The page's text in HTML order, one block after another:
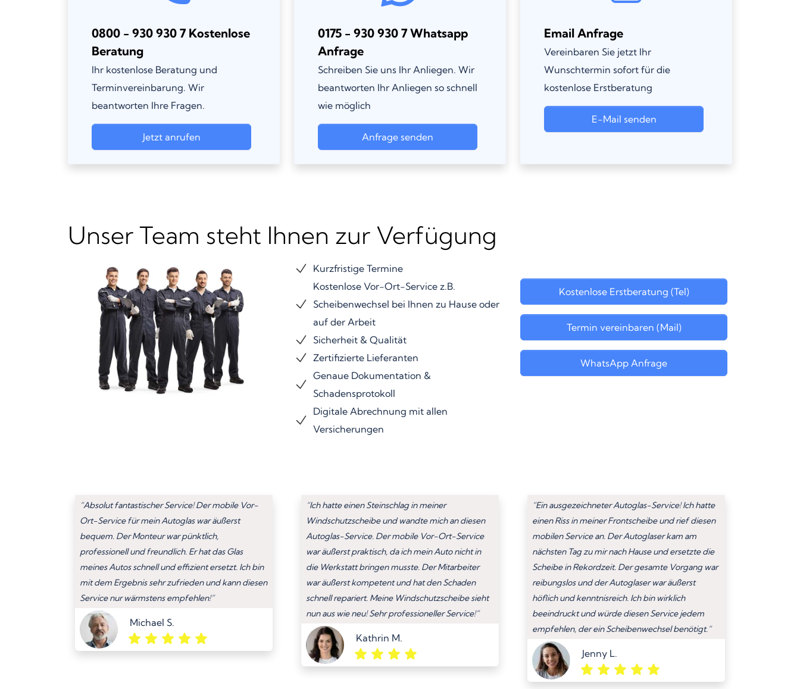
0800 - 930 930 7 Kostenlose
Beratung
Ihr kostenlose Beratung und
Terminvereinbarung. Wir
beantworten Ihre Fragen.
Jetzt anrufen
0175 - 930 930 7 Whatsapp
Anfrage
Schreiben Sie uns Ihr Anliegen. Wir
beantworten Ihr Anliegen so schnell
wie möglich
Anfrage senden
Email Anfrage
Vereinbaren Sie jetzt Ihr
Wunschtermin sofort für die
kostenlose Erstberatung
E-Mail senden
Unser Team steht Ihnen zur Verfügung
Kurzfristige Termine
Kostenlose Vor-Ort-Service z.B.
Scheibenwechsel bei Ihnen zu Hause oder
auf der Arbeit
Sicherheit & Qualität
Zertifizierte Lieferanten
Genaue Dokumentation &
Schadensprotokoll
Digitale Abrechnung mit allen
Versicherungen
Kostenlose Erstberatung (Tel)
Termin vereinbaren (Mail)
WhatsApp Anfrage
“Absolut fantastischer Service! Der mobile Vor-
Ort-Service für mein Autoglas war äußerst
bequem. Der Monteur war pünktlich,
professionell und freundlich. Er hat das Glas
meines Autos schnell und effizient ersetzt. Ich bin
mit dem Ergebnis sehr zufrieden und kann diesen
Service nur wärmstens empfehlen!”
Michael S.
“Ich hatte einen Steinschlag in meiner
Windschutzscheibe und wandte mich an diesen
Autoglas-Service. Der mobile Vor-Ort-Service
war äußerst praktisch, da ich mein Auto nicht in
die Werkstatt bringen musste. Der Mitarbeiter
war äußerst kompetent und hat den Schaden
schnell repariert. Meine Windschutzscheibe sieht
nun aus wie neu! Sehr professioneller Service!”
Kathrin M.
“Ein ausgezeichneter Autoglas-Service! Ich hatte
einen Riss in meiner Frontscheibe und rief diesen
mobilen Service an. Der Autoglaser kam am
nächsten Tag zu mir nach Hause und ersetzte die
Scheibe in Rekordzeit. Der gesamte Vorgang war
reibungslos und der Autoglaser war äußerst
höflich und kenntnisreich. Ich bin wirklich
beeindruckt und würde diesen Service jedem
empfehlen, der ein Scheibenwechsel benötigt.”
Jenny L.